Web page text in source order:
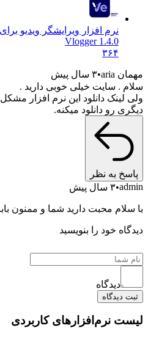
نرم افزار ویرایشگر ویدیو برای
Vlogger 1.4.0
۳۶۴
مهمان aria
۳ سال پیش
سلام . سایت خیلی خوبی دارید .
ولی لینک دانلود این نرم افزار مشکل
دیگری رو دانلود میکنه.
پاسخ به نظر
admin ۳ سال پیش
با سلام محبت دارید شما و ممنون
دیدگاه خود را بنویسید
دیدگاه
ثبت دیدگاه
لیست نرم‌افزارهای کاربردی